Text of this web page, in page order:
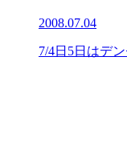
2008.07.04
7/4日5日はデ